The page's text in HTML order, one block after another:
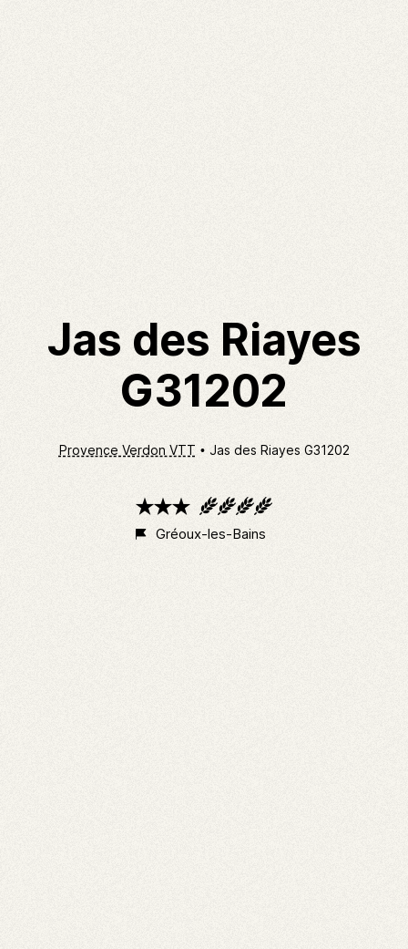
Jas des Riayes
G31202
Provence Verdon VTT Jas des Riayes G31202
3
étoiles
Gréoux-les-Bains